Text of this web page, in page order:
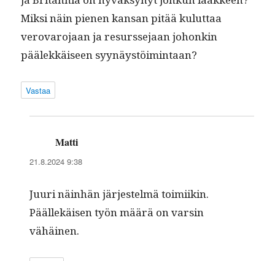
Mik­si näin pienen kansan pitää kulut­taa
verovaro­jaan ja resursse­jaan johonkin
päälekkäiseen syynäystöimintaan?
Vastaa
Matti
21.8.2024 9:38
Juuri näin­hän jär­jestelmä toimi­ikin.
Päällekäisen työn määrä on varsin
vähäinen.